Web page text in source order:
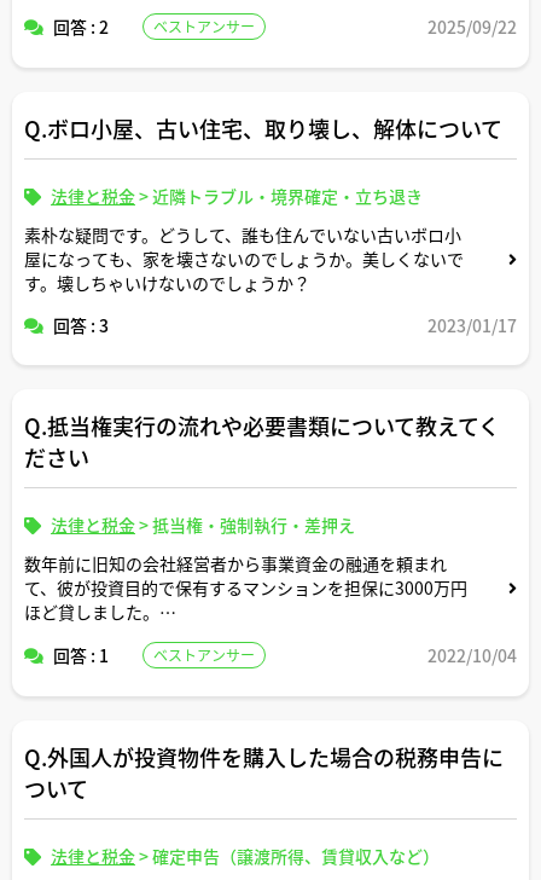
要ですか。
回答 : 2 ベストアンサー 2025/09/22
Q.ボロ小屋、古い住宅、取り壊し、解体について
法律と税金>近隣トラブル・境界確定・立ち退き
素朴な疑問です。どうして、誰も住んでいない古いボロ小
屋になっても、家を壊さないのでしょうか。美しくないで
す。壊しちゃいけないのでしょうか？
回答 : 3
2023/01/17
Q.抵当権実行の流れや必要書類について教えてく
ださい
法律と税金>抵当権・強制執行・差押え
数年前に旧知の会社経営者から事業資金の融通を頼まれ
て、彼が投資目的で保有するマンションを担保に3000万円
ほど貸しました。
10年来持ちつ持たれつで仕事付き合いしてきた男だったの
最初は毎月定額しっかりと返済してくれていました。
ところが最近になって返済が数か月連続で滞るようにな
ました。
回答 : 1 ベストアンサー 2022/10/04
Q.外国人が投資物件を購入した場合の税務申告に
ついて
法律と税金>確定申告（譲渡所得、賃貸収入など）